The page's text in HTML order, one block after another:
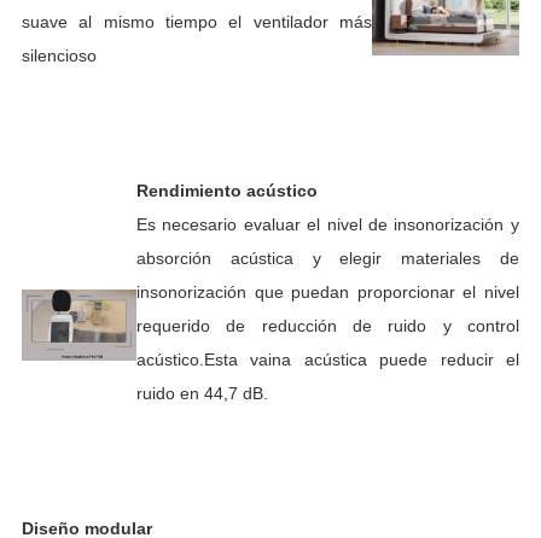
suave al mismo tiempo el ventilador más
silencioso
Rendimiento acústico
Es necesario evaluar el nivel de insonorización y
absorción acústica y elegir materiales de
insonorización que puedan proporcionar el nivel
requerido de reducción de ruido y control
acústico.Esta vaina acústica puede reducir el
ruido en 44,7 dB.
Diseño modular